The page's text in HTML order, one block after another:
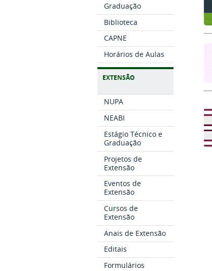
Graduação
Biblioteca
CAPNE
Horários de Aulas
EXTENSÃO
NUPA
NEABI
Estágio Técnico e
Graduação
Projetos de
Extensão
Eventos de
Extensão
Cursos de
Extensão
Anais de Extensão
Editais
Formulários